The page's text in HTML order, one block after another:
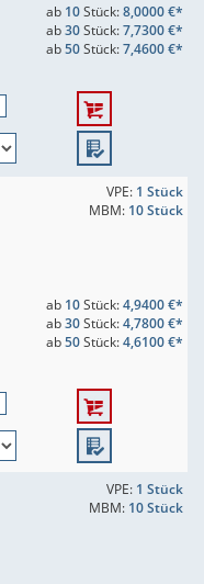
ab 10Stück:8,0000 €*
ab30Stück:7,7300 €*
ab50Stück:7,4600 €*
VPE: 1 Stück
MBM: 10 Stück
ab 10Stück:4,9400 €*
ab30Stück:4,7800 €*
ab50Stück:4,6100 €*
VPE: 1 Stück
MBM: 10 Stück